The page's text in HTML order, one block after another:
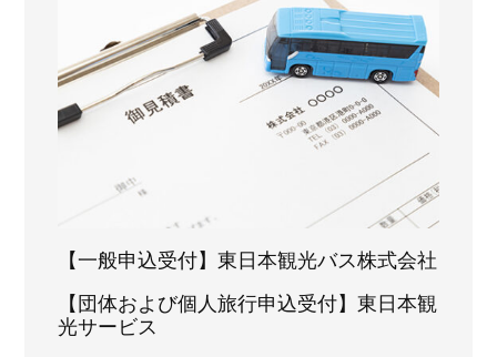
【一般申込受付】東日本観光バス株式会社
【団体および個人旅行申込受付】東日本観
光サービス